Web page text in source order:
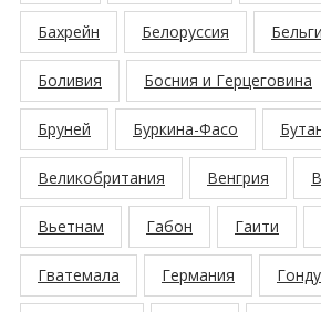
Бахрейн Белоруссия
Боливия Босния и Герцеговина
Бруней Буркина-Фасо
Великобритания Венгрия
Вьетнам Габон Гаити
Гватемала Германия